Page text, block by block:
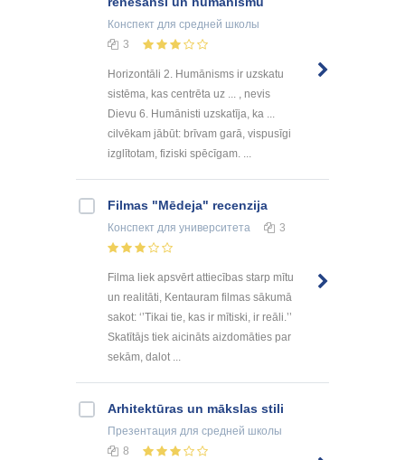
Конспект для средней школы
3
Horizontāli 2. Humānisms ir uzskatu
sistēma, kas centrēta uz ... , nevis
Dievu 6. Humānisti uzskatīja, ka ...
cilvēkam jābūt: brīvam garā, vispusīgi
izglītotam, fiziski spēcīgam. ...
Filmas "Mēdeja" recenzija
Конспект для университета 3
Filma liek apsvērt attiecības starp mītu
un realitāti, Kentauram filmas sākumā
sakot: ‘’Tikai tie, kas ir mītiski, ir reāli.’’
Skatītājs tiek aicināts aizdomāties par
sekām, dalot ...
Arhitektūras un mākslas stili
Презентация для средней школы
8